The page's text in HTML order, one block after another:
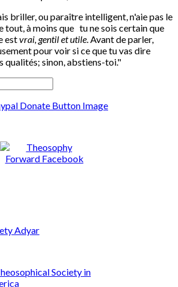
briller, ou paraître intelligent, n'aie pas le
tout, à moins que tu ne sois certain que
estvrai, gentil et utile . Avant de parler,
pour voir si ce que tu vas dire
qualités; sinon, abstiens-toi."